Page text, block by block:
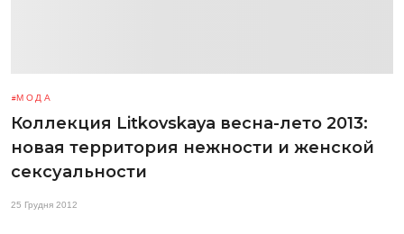
МОДА
Коллекция Litkovskaya весна-лето 2013:
новая территория нежности и женской
сексуальности
25 Грудня 2012